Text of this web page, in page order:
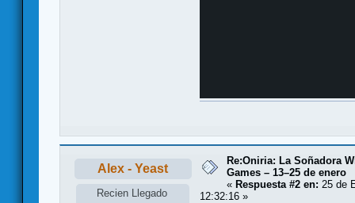
Alex - Yeast
Recien Llegado
Re:Oniria: La Soñadora
Games – 13–25 de enero
« Respuesta #2 en: 25 de
12:32:16 »